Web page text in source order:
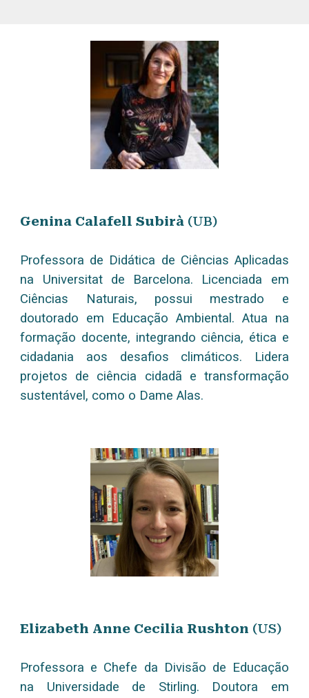
Genina Calafell Subirà (UB)
Professora de Didática de Ciências Aplicadas
na Universitat de Barcelona. Licenciada em
Ciências Naturais, possui mestrado e
doutorado em Educação Ambiental. Atua na
formação docente, integrando ciência, ética e
cidadania aos desafios climáticos. Lidera
projetos de ciência cidadã e transformação
sustentável, como o Dame Alas.
Elizabeth Anne Cecilia Rushton (US)
Professora e Chefe da Divisão de Educação
na Universidade de Stirling. Doutora em